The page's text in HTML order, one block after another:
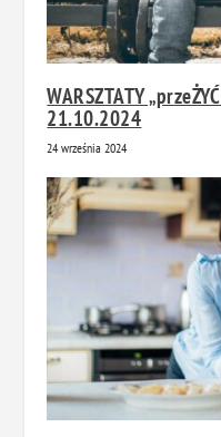
WARSZTATY
21.10.2024
24 września 2024